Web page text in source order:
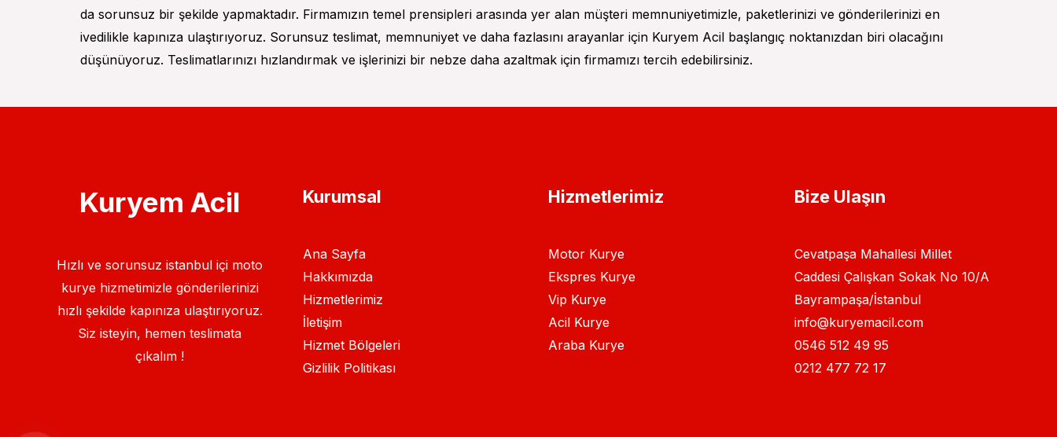
da sorunsuz bir şekilde yapmaktadır. Firmamızın temel prensipleri arasında yer alan müşteri memnuniyetimizle, paketlerinizi ve gönderilerinizi en
ivedilikle kapınıza ulaştırıyoruz. Sorunsuz teslimat, memnuniyet ve daha fazlasını arayanlar için Kuryem Acil başlangıç noktanızdan biri olacağını
düşünüyoruz. Teslimatlarınızı hızlandırmak ve işlerinizi bir nebze daha azaltmak için firmamızı tercih edebilirsiniz.
Kuryem Acil
Hızlı ve sorunsuz istanbul içi moto
kurye hizmetimizle gönderilerinizi
hızlı şekilde kapınıza ulaştırıyoruz.
Siz isteyin, hemen teslimata
çıkalım !
Kurumsal
Ana Sayfa
Hakkımızda
Hizmetlerimiz
İletişim
Hizmet Bölgeleri
Gizlilik Politikası
Hizmetlerimiz
Motor Kurye
Ekspres Kurye
Vip Kurye
Acil Kurye
Araba Kurye
Bize Ulaşın
Cevatpaşa Mahallesi Millet
Caddesi Çalışkan Sokak No 10/A
Bayrampaşa/İstanbul
info@kuryemacil.com
0546 512 49 95
0212 477 72 17